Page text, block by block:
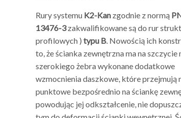
Rury systemu K2-Kan zgodnie z normą
13476-3zakwalifikowane są do rur
profilowych ) typu B. Nowością ich
to, że ścianka zewnętrzna ma na szczycie
szerokiego żebra wykonane dodatkowe
wzmocnienia daszkowe, które przejmują
punktowe bezpośrednio na ściankę
powodując jej odkształcenie, nie